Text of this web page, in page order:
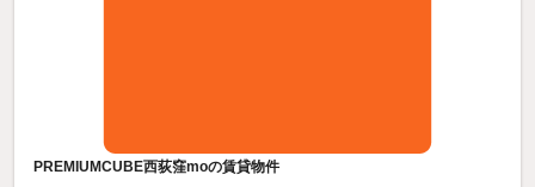
PREMIUMCUBE西荻窪moの賃貸物件